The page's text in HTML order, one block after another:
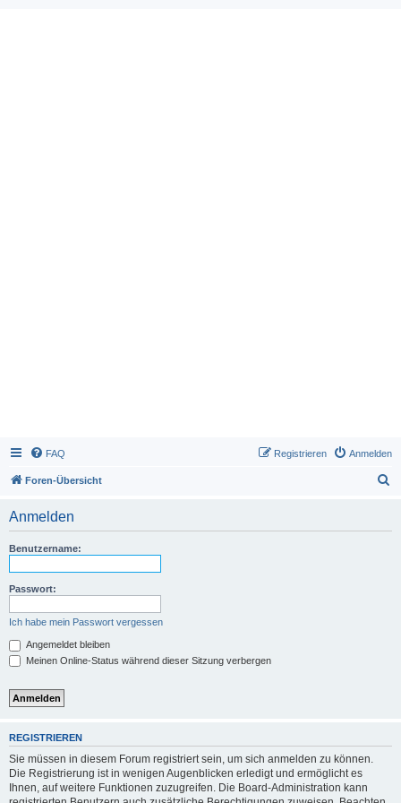
FAQ Anmelden
Registrieren
Foren-Übersicht
Anmelden
Benutzername:
Passwort:
Ich habe mein Passwort vergessen
Angemeldet bleiben
Meinen Online-Status während dieser Sitzung verbergen
REGISTRIEREN
Sie müssen in diesem Forum registriert sein, um sich anmelden zu können.
Die Registrierung ist in wenigen Augenblicken erledigt und ermöglicht es
Ihnen, auf weitere Funktionen zuzugreifen. Die Board-Administration kann